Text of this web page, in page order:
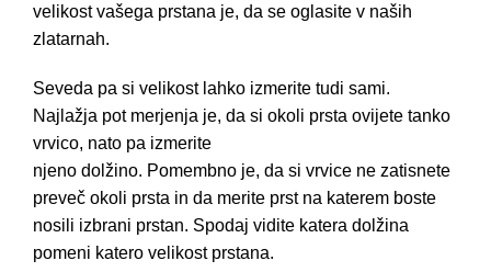
velikost vašega prstana je, da se oglasite v naših
zlatarnah.
Seveda pa si velikost lahko izmerite tudi sami.
Najlažja pot merjenja je, da si okoli prsta ovijete tanko
vrvico, nato pa izmerite
njeno dolžino. Pomembno je, da si vrvice ne zatisnete
preveč okoli prsta in da merite prst na katerem boste
nosili izbrani prstan. Spodaj vidite katera dolžina
pomeni katero velikost prstana.